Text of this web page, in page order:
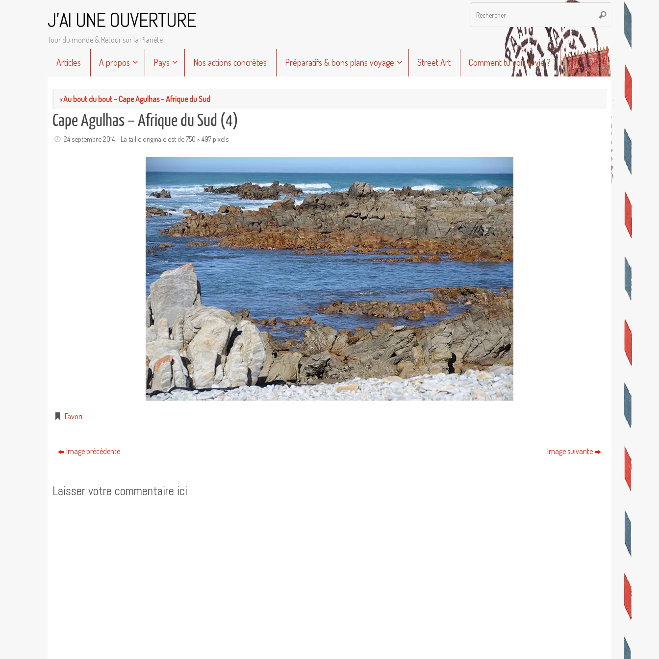
J'AI UNE OUVERTURE
Tour du monde & Retour sur la Planète
Recherche
Rechercher
Articles A propos Pays Nos actions concrètes Préparatifs & bons plans voyage Street Art Comment tu vois la vie ?
«Au bout du bout – Cape Agulhas – Afrique du Sud
Cape Agulhas – Afrique du Sud (4)
24 septembre 2014 La taille originale est de750 × 497 pixels
Favori.
Image précédente Image suivante
Laisser votre commentaire ici